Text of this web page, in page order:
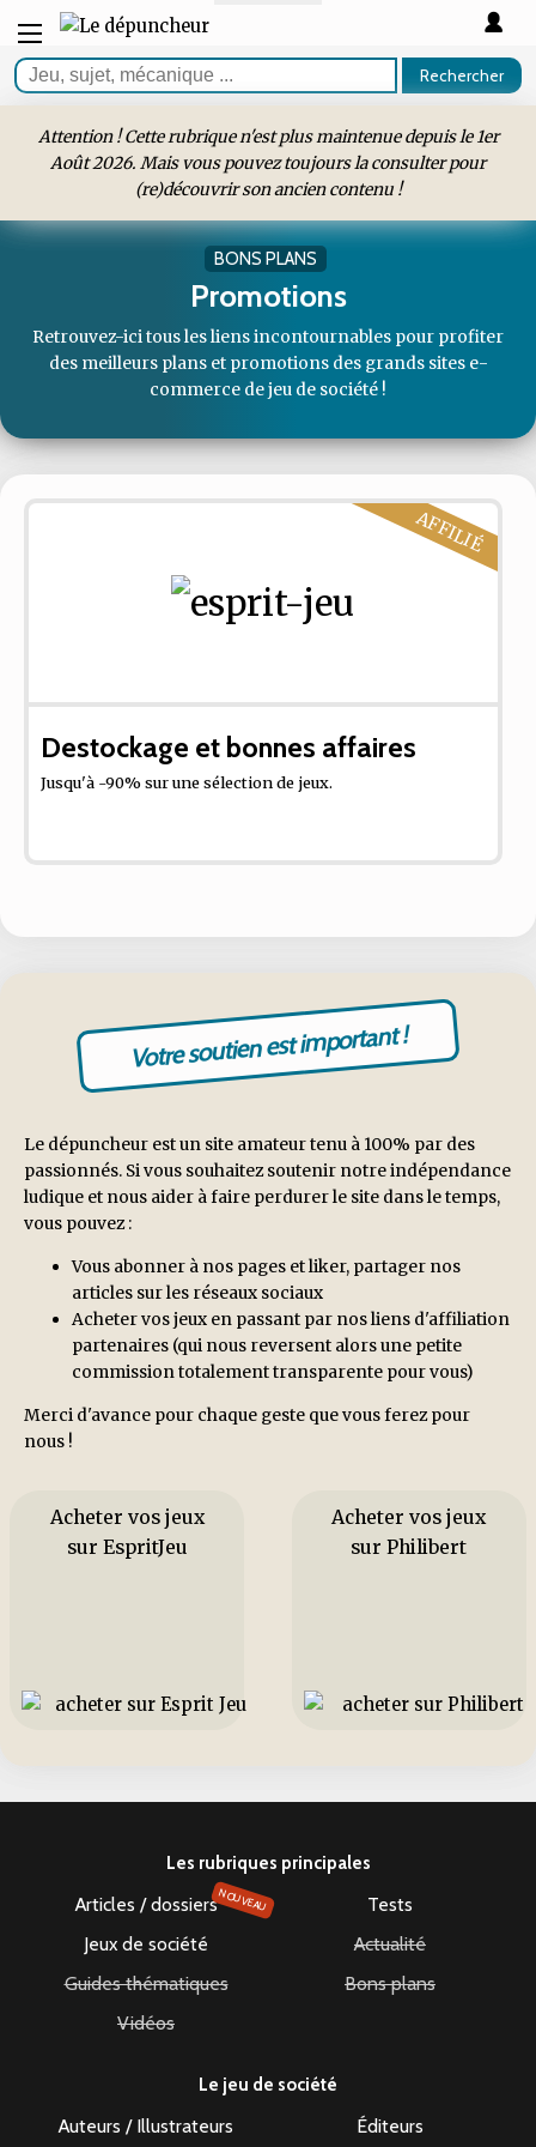
Rechercher
Attention ! Cette rubrique n'est plus maintenue depuis le 1er
Août 2026. Mais vous pouvez toujours la consulter pour
(re)découvrir son ancien contenu !
BONS PLANS
Promotions
Retrouvez-ici tous les liens incontournables pour profiter
des meilleurs plans et promotions des grands sites e-
commerce de jeu de société !
AFFILIÉ
Destockage et bonnes affaires
Jusqu'à -90% sur une sélection de jeux.
Votre soutien est important !
Le dépuncheur est un site amateur tenu à 100% par des
passionnés. Si vous souhaitez soutenir notre indépendance
ludique et nous aider à faire perdurer le site dans le temps,
vous pouvez :
Vous abonner à nos pages et liker, partager nos
articles sur les réseaux sociaux
Acheter vos jeux en passant par nos liens d'affiliation
partenaires (qui nous reversent alors une petite
commission totalement transparente pour vous)
Merci d'avance pour chaque geste que vous ferez pour
nous !
Acheter vos jeux
sur EspritJeu
Acheter vos jeux
sur Philibert
Les rubriques principales
Articles / dossiersNOUVEAU
Tests
Jeux de société
Actualité
Guides thématiques
Bons plans
Vidéos
Le jeu de société
Auteurs / Illustrateurs Éditeurs